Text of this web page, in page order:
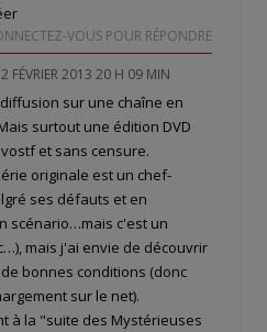
VOUS POUR RÉPONDRE
2 FÉVRIER 2013 20 H 09 MIN
sur une chaîne en
surtout une édition DVD
vostf et sans censure.
originale est un chef-
ses défauts et en
scénario…mais c'est un
mais j'ai envie de découvrir
bonnes conditions (donc
sur le net).
à la "suite des Mystérieuses